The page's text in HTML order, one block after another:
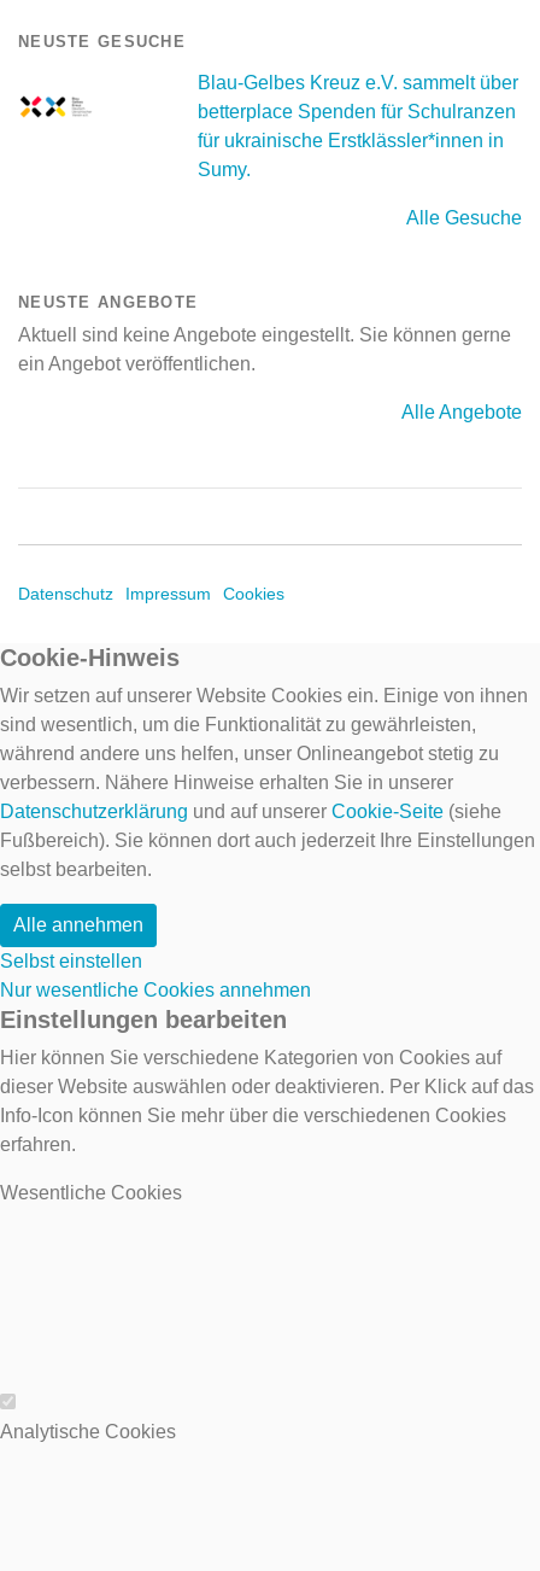
NEUSTE GESUCHE
Blau-Gelbes Kreuz e.V. sammelt über
betterplace Spenden für Schulranzen
für ukrainische Erstklässler*innen in
Sumy.
Alle Gesuche
NEUSTE ANGEBOTE
Aktuell sind keine Angebote eingestellt. Sie können gerne
ein Angebot veröffentlichen.
Alle Angebote
Datenschutz Impressum Cookies
Cookie-Hinweis
Wir setzen auf unserer Website Cookies ein. Einige von ihnen
sind wesentlich, um die Funktionalität zu gewährleisten,
während andere uns helfen, unser Onlineangebot stetig zu
verbessern. Nähere Hinweise erhalten Sie in unserer
Datenschutzerklärung und auf unserer Cookie-Seite (siehe
Fußbereich). Sie können dort auch jederzeit Ihre Einstellungen
selbst bearbeiten.
Alle annehmen
Selbst einstellen
Nur wesentliche Cookies annehmen
Einstellungen bearbeiten
Hier können Sie verschiedene Kategorien von Cookies auf
dieser Website auswählen oder deaktivieren. Per Klick auf das
Info-Icon können Sie mehr über die verschiedenen Cookies
erfahren.
Wesentliche Cookies
Wesentliche Cookies
Analytische Cookies